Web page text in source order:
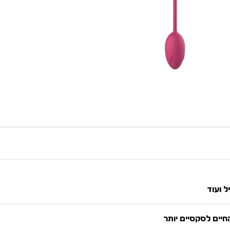
ועוד
לסקסיים יותר